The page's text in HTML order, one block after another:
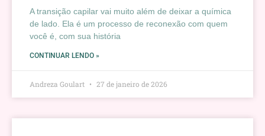
A transição capilar vai muito além de deixar a química
de lado. Ela é um processo de reconexão com quem
você é, com sua história
CONTINUAR LENDO »
Andreza Goulart 27 de janeiro de 2026